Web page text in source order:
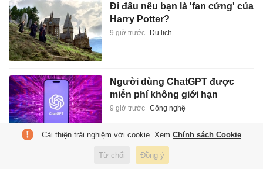
Đi đâu nếu bạn là 'fan cứng' của
Harry Potter?
9 giờ trước Du lịch
Người dùng ChatGPT được
miễn phí không giới hạn
9 giờ trước Công nghệ
Khởi tố vụ buôn bán hơn 3.600
Cải thiện trải nghiệm với cookie. Xem Chính sách Cookie
Từ chối Đồng ý